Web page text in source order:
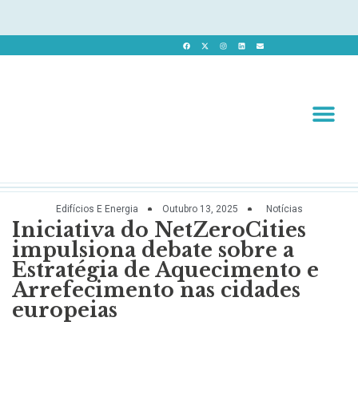
Edifícios E Energia Outubro 13, 2025 Notícias
Iniciativa do NetZeroCities
impulsiona debate sobre a
Estratégia de Aquecimento e
Arrefecimento nas cidades
europeias